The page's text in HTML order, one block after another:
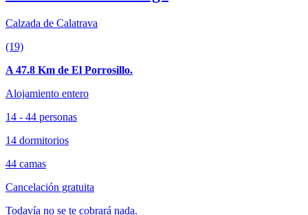
Calzada de Calatrava
(19)
A 47.8 Km de El Porrosillo.
Alojamiento entero
14 - 44 personas
14 dormitorios
44 camas
Cancelación gratuita
Todavía no se te cobrará nada.